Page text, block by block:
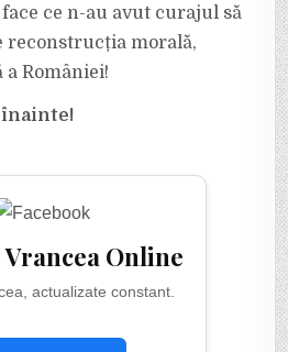
ce n-au avut curajul să
reconstrucția morală,
României!
înainte!
Online
actualizate constant.